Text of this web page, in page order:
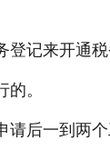
登记来开通
。
请后一到两